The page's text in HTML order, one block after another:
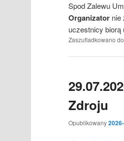
Spod Zalewu
Organizator nie
uczestnicy biorą
Zaszufladkowano
Zdroju
Opublikowany